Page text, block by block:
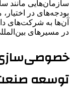
سازمان‌هایی مانند
بودجه‌های در
آن‌ها به شرکت‌های
در مسیرهای
خصوصی‌سازی
توسعه